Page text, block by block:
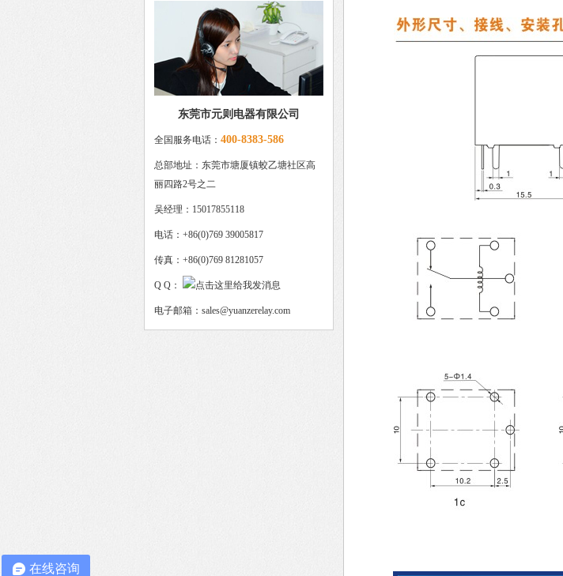
东莞市元则电器有限公司
全国服务电话： 400-8383-586
总部地址：东莞市塘厦镇蛟乙塘社区高
丽四路2号之二
吴经理：15017855118
电话：+86(0)769 39005817
传真：+86(0)769 81281057
Q Q：
电子邮箱：sales@yuanzerelay.com
在线咨询